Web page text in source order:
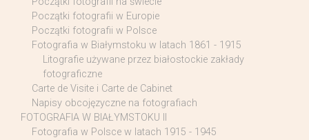
Początki fotografii w Europie
Początki fotografii w Polsce
Fotografia w Białymstoku w latach 1861 - 1915
Litografie używane przez białostockie zakłady
fotograficzne
Carte de Visite i Carte de Cabinet
Napisy obcojęzyczne na fotografiach
FOTOGRAFIA W BIAŁYMSTOKU II
Fotografia w Polsce w latach 1915 - 1945